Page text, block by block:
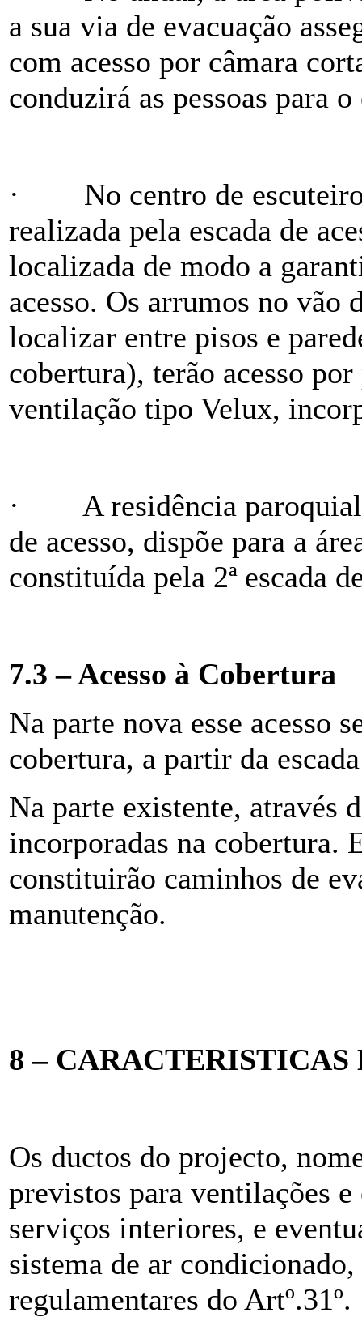
a sua via de evacuação
com acesso por câmara
conduzirá as pessoas para
· No centro de
realizada pela escada de
localizada de modo a
acesso. Os arrumos no vão
localizar entre pisos e
cobertura), terão acesso
ventilação tipo Velux,
· A residência
de acesso, dispõe para a
constituída pela 2ª escada
7.3 – Acesso à Cobertura
Na parte nova esse acesso
cobertura, a partir da
Na parte existente, através
incorporadas na cobertura.
constituirão caminhos de
manutenção.
8 – CARACTERISTICAS
Os ductos do projecto,
previstos para ventilações e
serviços interiores, e
sistema de ar
regulamentares do Artº.31º.